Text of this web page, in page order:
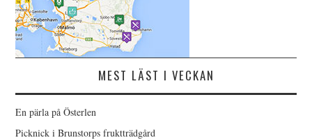
MEST LÄST I VECKAN
En pärla på Österlen
Picknick i Brunstorps fruktträdgård